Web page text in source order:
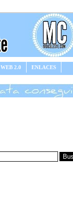
WEB 2.0
ENLACES